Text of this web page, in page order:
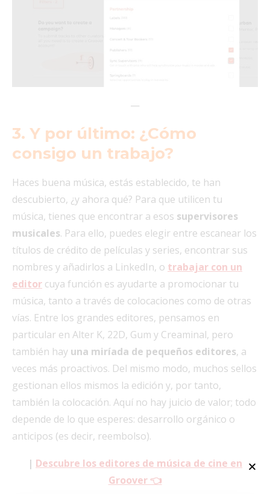
—
3. Y por último: ¿Cómo
consigo un trabajo?
Haces buena música, estás establecido, te han
descubierto, ¿y ahora qué? Para que utilicen tu
música, tienes que encontrar a esos supervisores
musicales. Para ello, puedes elegir entre escanear los
títulos de crédito de películas y series, encontrar sus
nombres y añadirlos a LinkedIn, o trabajar con un
editor cuya función es ayudarte a promocionar tu
música, tanto a través de colocaciones como de otras
vías. Entre los grandes editores, pensamos en
particular en Alter K, 22D, Gum y Creaminal, pero
también hay una miríada de pequeños editores, a
veces más proactivos. Del mismo modo, muchos sellos
gestionan ellos mismos la edición y, por tanto,
también la colocación. Aquí no hay juicio de valor; todo
depende de lo que esperes: desarrollo orgánico o
anticipos (es decir, reembolso).
| Descubre los editores de música de cine en
Groover 👈